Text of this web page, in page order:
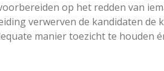
op het redden van
verwerven de kandidaten de
manier toezicht te houden